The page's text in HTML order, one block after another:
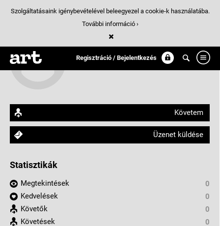
Regisztráció / Bejelentkezés
Csóka Emese
arthungry.com/csoka.emese
Követem
Üzenet küldése
Statisztikák
Megtekintések
0
Kedvelések
0
Követők
0
Követések
0
Szolgáltatásaink igénybevételével beleegyezel a cookie-k használatába.
További információ ›